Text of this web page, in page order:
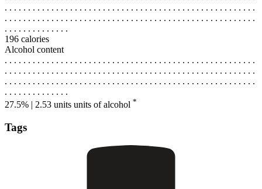
. . . . . . . . . . . . . . . . . . . . . . . . . . . . . . . . . . . . . . . . . . . . . . . . . . . . . .
. . . . . . . . . . . . . . . . . . . . . . . . . . . . . . . . . . . . . . . . . . . . . . . . . . . . . .
. . . . . . . . . . . . . .
196 calories
Alcohol content
. . . . . . . . . . . . . . . . . . . . . . . . . . . . . . . . . . . . . . . . . . . . . . . . . . . . . .
. . . . . . . . . . . . . . . . . . . . . . . . . . . . . . . . . . . . . . . . . . . . . . . . . . . . . .
. . . . . . . . . . . . . . . . . . . . . . . . . . . . . . . . . . . . . . . . . . . . . . . . . . . . . .
. . . . . . . . . . . . . .
27.5% | 2.53 units units of alcohol *
Tags